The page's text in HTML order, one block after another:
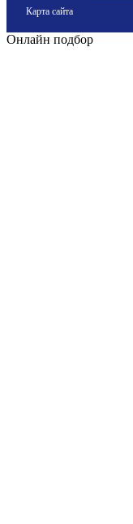
Карта сайта
Онлайн подбор